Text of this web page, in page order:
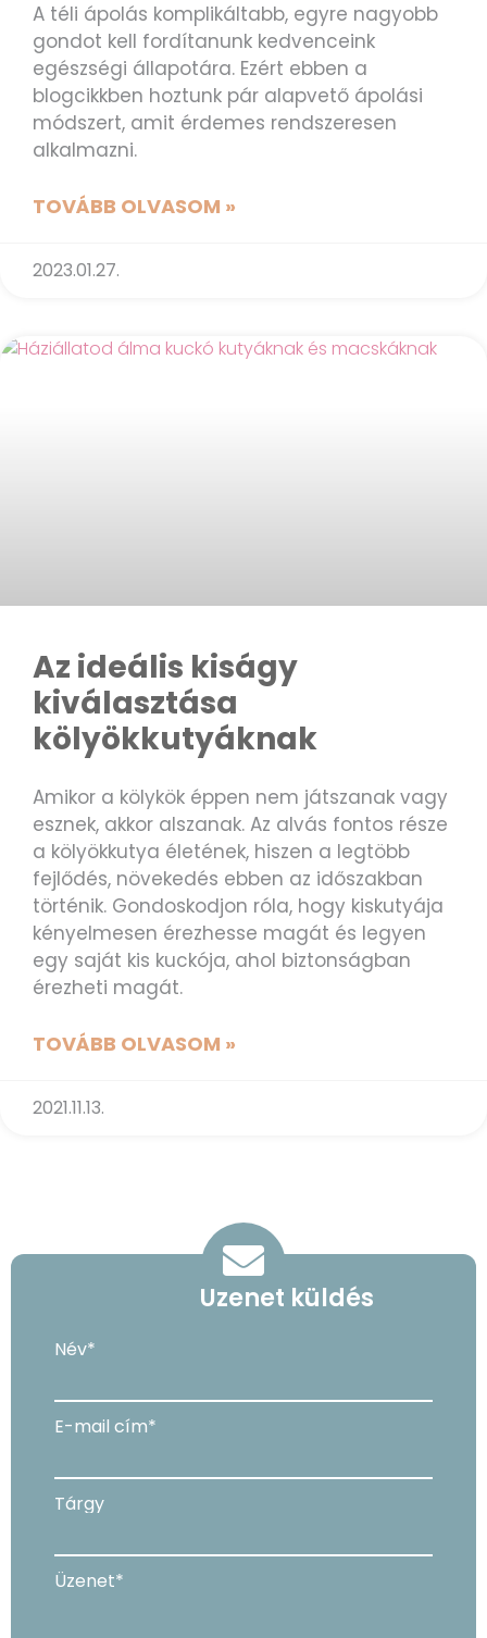
A téli ápolás komplikáltabb, egyre nagyobb
gondot kell fordítanunk kedvenceink
egészségi állapotára. Ezért ebben a
blogcikkben hoztunk pár alapvető ápolási
módszert, amit érdemes rendszeresen
alkalmazni.
TOVÁBB OLVASOM »
2023.01.27.
Az ideális kiságy
kiválasztása
kölyökkutyáknak
Amikor a kölykök éppen nem játszanak vagy
esznek, akkor alszanak. Az alvás fontos része
a kölyökkutya életének, hiszen a legtöbb
fejlődés, növekedés ebben az időszakban
történik. Gondoskodjon róla, hogy kiskutyája
kényelmesen érezhesse magát és legyen
egy saját kis kuckója, ahol biztonságban
érezheti magát.
TOVÁBB OLVASOM »
2021.11.13.
Üzenet küldés
Név*
E-mail cím*
Tárgy
Üzenet*